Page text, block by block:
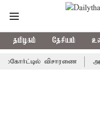
தமிழகம் தேசியம்
விசாரணை அமர்நாத்